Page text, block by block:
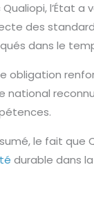
Qualiopi, l’État
des
dans le
obligation
national
le fait que
durable dans